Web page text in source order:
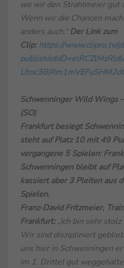
wo wir den Strahlmeier gut
Wenn wir die Chancen
anders auch.“ Der Link zum
Clip:https://www.clipro.tv/
Schwenninger Wild Wings
(SO)
Frankfurt besiegt
steht auf Platz 10 mit 49
vergangene 5 Spielen:
Schwenningen bleibt auf
kassiert aber 3 Pleiten aus
Spielen.
Franz-David Fritzmeier,
Frankfurt:„Ich bin sehr
Wir sind diszipliniert
uns hier in Schwenningen
im 1. Drittel gut